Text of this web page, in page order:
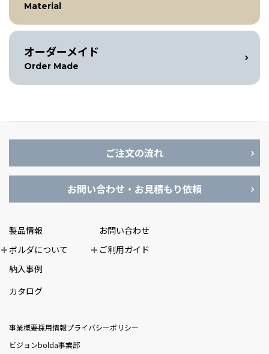
Material
オーダーメイド
Order Made
ご注文の流れ
お問い合わせ・お見積もり依頼
製品情報
ボルダについて
納入事例
カタログ
お問い合わせ
ご利用ガイド
事業概要採用情報プライバシーポリシー
ビジョンbolda事業部